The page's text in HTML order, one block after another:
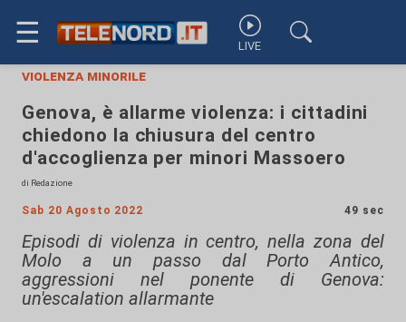
☰ LIVE
violenza minorile
Genova, è allarme violenza: i cittadini
chiedono la chiusura del centro
d'accoglienza per minori Massoero
di Redazione
Sab 20 Agosto 2022 49 sec
Episodi di violenza in centro, nella zona del
Molo a un passo dal Porto Antico,
aggressioni nel ponente di Genova:
un'escalation allarmante